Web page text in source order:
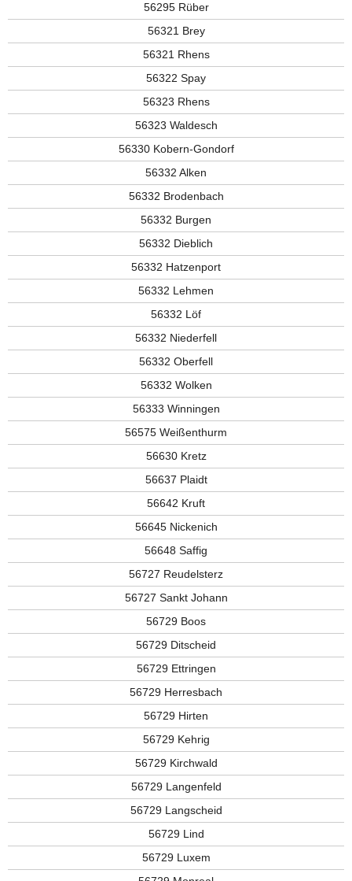
56295 Rüber
56321 Brey
56321 Rhens
56322 Spay
56323 Rhens
56323 Waldesch
56330 Kobern-Gondorf
56332 Alken
56332 Brodenbach
56332 Burgen
56332 Dieblich
56332 Hatzenport
56332 Lehmen
56332 Löf
56332 Niederfell
56332 Oberfell
56332 Wolken
56333 Winningen
56575 Weißenthurm
56630 Kretz
56637 Plaidt
56642 Kruft
56645 Nickenich
56648 Saffig
56727 Reudelsterz
56727 Sankt Johann
56729 Boos
56729 Ditscheid
56729 Ettringen
56729 Herresbach
56729 Hirten
56729 Kehrig
56729 Kirchwald
56729 Langenfeld
56729 Langscheid
56729 Lind
56729 Luxem